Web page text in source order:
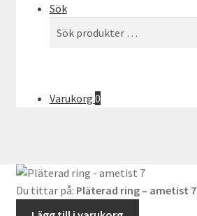
Sök
Varukorg 0
Du tittar på: Pläterad ring – ametist 7